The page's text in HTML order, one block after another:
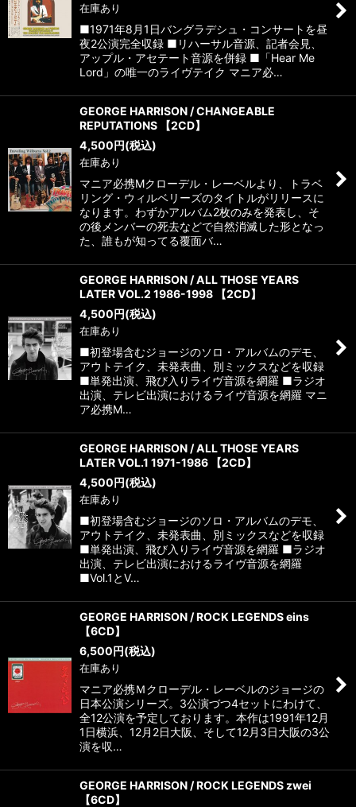
在庫あり
■1971年8月1日バングラデシュ・コンサートを昼
夜2公演完全収録 ■リハーサル音源、記者会見、
アップル・アセテート音源を併録 ■「Hear Me
Lord」の唯一のライヴテイク マニア必…
GEORGE HARRISON / CHANGEABLE
REPUTATIONS 【2CD】
4,500円(税込)
在庫あり
マニア必携Mクローデル・レーベルより、トラベ
リング・ウィルベリーズのタイトルがリリースに
なります。わずかアルバム2枚のみを発表し、そ
の後メンバーの死去などで自然消滅した形となっ
た、誰もが知ってる覆面バ…
GEORGE HARRISON / ALL THOSE YEARS
LATER VOL.2 1986-1998 【2CD】
4,500円(税込)
在庫あり
■初登場含むジョージのソロ・アルバムのデモ、
アウトテイク、未発表曲、別ミックスなどを収録
■単発出演、飛び入りライヴ音源を網羅 ■ラジオ
出演、テレビ出演におけるライヴ音源を網羅 マニ
ア必携M…
GEORGE HARRISON / ALL THOSE YEARS
LATER VOL.1 1971-1986 【2CD】
4,500円(税込)
在庫あり
■初登場含むジョージのソロ・アルバムのデモ、
アウトテイク、未発表曲、別ミックスなどを収録
■単発出演、飛び入りライヴ音源を網羅 ■ラジオ
出演、テレビ出演におけるライヴ音源を網羅
■Vol.1とV…
GEORGE HARRISON / ROCK LEGENDS eins
【6CD】
6,500円(税込)
在庫あり
マニア必携Ｍクローデル・レーベルのジョージの
日本公演シリーズ。3公演づつ4セットにわけて、
全12公演を予定しております。本作は1991年12月
1日横浜、12月2日大阪、そして12月3日大阪の3公
演を収…
GEORGE HARRISON / ROCK LEGENDS zwei
【6CD】